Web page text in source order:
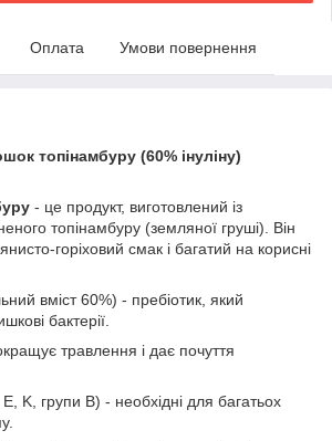
Оплата Умови повернення
топінамбуру (60% інуліну)
- це продукт, виготовлений із
топінамбуру (земляної груші). Він
горіховий смак і багатий на корисні
вміст 60%) - пребіотик, який
бактерії.
травлення і дає почуття
K, групи B) - необхідні для багатьох